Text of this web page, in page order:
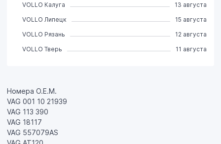
Номера О.Е.М.
VAG 001 10 21939
VAG 113 390
VAG 18117
VAG 557079AS
VOLLO Калуга
13 августа
VOLLO Липецк
15 августа
VOLLO Рязань
12 августа
VOLLO Тверь
11 августа